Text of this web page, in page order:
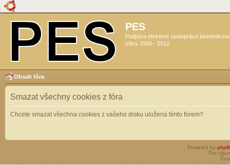
PES
Podpora efektivní spolupráce
sféry 2009 - 2012
Obsah fóra
Smazat všechny cookies z fóra
Chcete smazat všechna cookies z vašeho disku uložená tímto fórem?
Powered by
Pro